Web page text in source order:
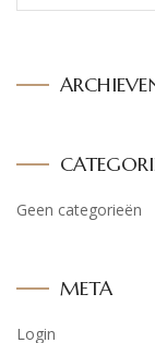
Geen categorieën
META
Login